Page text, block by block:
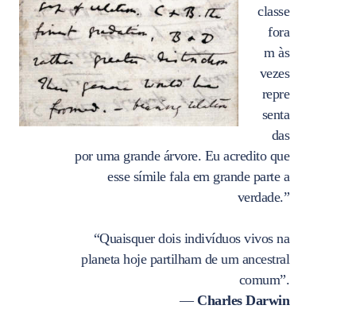
classe
fora
m às
vezes
repre
senta
das
por uma grande árvore. Eu acredito que
esse símile fala em grande parte a
verdade.”
“Quaisquer dois indivíduos vivos na
planeta hoje partilham de um ancestral
comum”.
— Charles Darwin